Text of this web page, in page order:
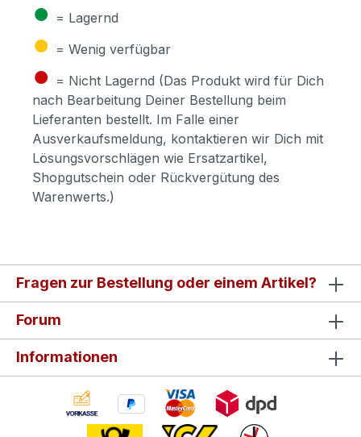
● = Lagernd
● = Wenig verfügbar
● = Nicht Lagernd (Das Produkt wird für Dich
nach Bearbeitung Deiner Bestellung beim
Lieferanten bestellt. Im Falle einer
Ausverkaufsmeldung, kontaktieren wir Dich mit
Lösungsvorschlägen wie Ersatzartikel,
Shopgutschein oder Rückvergütung des
Warenwerts.)
Fragen zur Bestellung oder einem Artikel?
Forum
Informationen